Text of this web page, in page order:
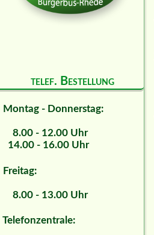
telef. Bestellung
Montag - Donnerstag:
8.00 - 12.00 Uhr
14.00 - 16.00 Uhr
Freitag:
8.00 - 13.00 Uhr
Telefonzentrale: